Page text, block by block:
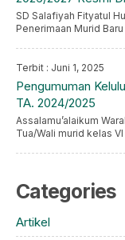
SD Salafiyah Fityatul
Penerimaan Murid
Terbit : Juni 1, 2025
Pengumuman
TA. 2024/2025
Assalamu’alaikum
Tua/Wali murid kelas
Categories
Artikel